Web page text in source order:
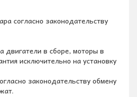
согласно законодательству
двигатели в сборе, моторы в
исключительно на установку
законодательству обмену